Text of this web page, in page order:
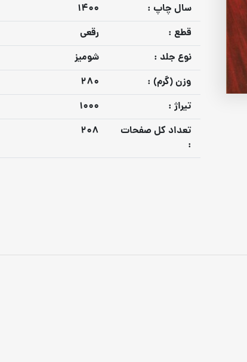
سال چاپ :
1400
قطع :
رقعی
نوع جلد :
شومیز
وزن (گرم) :
280
تيراژ :
1000
تعداد كل صفحات
:
208